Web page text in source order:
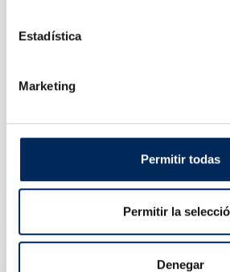
Estadística
Marketing
Permitir todas
Permitir la
Denegar
Juego De Borriquetas Fijas Con